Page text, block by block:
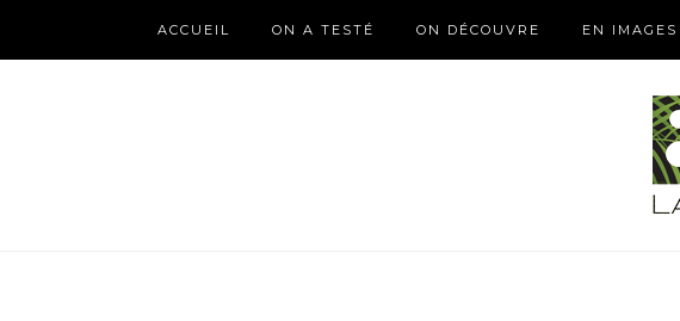
ACCUEIL ON A TESTÉ ON DÉCOUVRE EN IMAGES